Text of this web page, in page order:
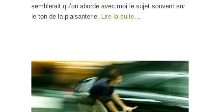
semblerait qu’on aborde avec moi le sujet souvent sur
le ton de la plaisanterie.
Lire la suite…